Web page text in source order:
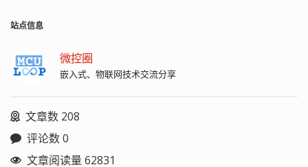
然支持按时间排序 的标识符。 它的设计
境下的冲突 时间有序：生成顺序 = 时间
顺序 紧凑可读：比 UUID 更短、更友好
ULID 长什么样？ 一个标准的 ULID 看起
基于 Crockford's Base32 编码的（包含
混淆），生成的字符串通常统一显示为
大写，解码时大小写不敏感。 ULID 的结
站点信息
微控圈
嵌入式、物联网技术交流分享
文章数 208
评论数 0
文章阅读量 62831